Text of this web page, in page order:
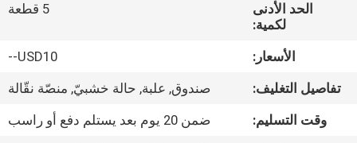
جولة
المعمل
رقابة
الحد الأدنى
لكمية:
5 قطعة
الأسعار:
USD10--
تفاصيل التغليف:
صندوق, علبة, حالة خشبيّ, منصّة نقّالة
وقت التسليم:
ضمن 20 يوم بعد يستلم دفع أو راسب